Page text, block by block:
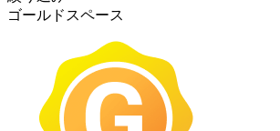
ゴールドスペース